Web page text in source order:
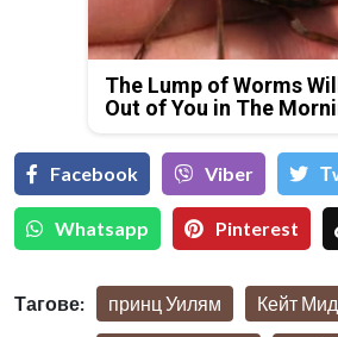
The Lump of Worms
Out of You in The
Facebook Viber
Whatsapp Pinterest
Тагове: принц Уилям Кейт